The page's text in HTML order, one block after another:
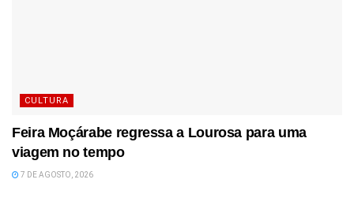
CULTURA
Feira Moçárabe regressa a Lourosa para uma
viagem no tempo
7 DE AGOSTO, 2026